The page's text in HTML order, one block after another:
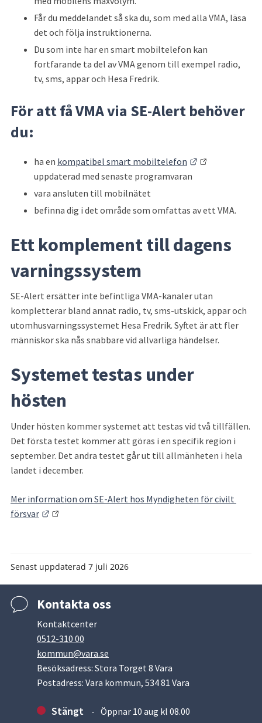
Får du meddelandet så ska du, som med alla VMA, läsa
det och följa instruktionerna.
Du som inte har en smart mobiltelefon kan
fortfarande ta del av VMA genom till exempel radio,
tv, sms, appar och Hesa Fredrik.
För att få VMA via SE-Alert behöver
du:
ha en kompatibel smart mobiltelefon
Länk till annan
uppdaterad med senaste programvaran
vara ansluten till mobilnätet
befinna dig i det område som omfattas av ett VMA.
Ett komplement till dagens
varningssystem
SE-Alert ersätter inte befintliga VMA-kanaler utan
kompletterar bland annat radio, tv, sms-utskick, appar och
utomhusvarningssystemet Hesa Fredrik. Syftet är att fler
människor ska nås snabbare vid allvarliga händelser.
Systemet testas under
hösten
Under hösten kommer systemet att testas vid två tillfällen.
Det första testet kommer att göras i en specifik region i
september. Det andra testet går ut till allmänheten i hela
landet i december.
Mer information om SE-Alert hos Myndigheten för civilt
försvar
Länk till annan webbplats.
Senast uppdaterad 7 juli 2026
Kontakta oss
Kontaktcenter
0512-310 00
kommun@vara.se
Besöksadress: Stora Torget 8 Vara
Postadress: Vara kommun, 534 81 Vara
Stängt Öppnar 10 aug kl 08.00